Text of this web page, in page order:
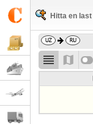
Hitta en last